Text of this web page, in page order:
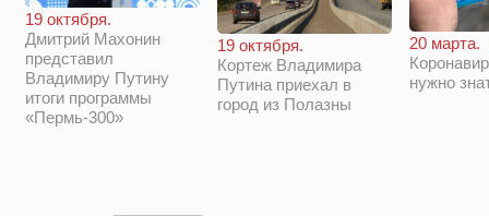
19 октября.
Дмитрий Махонин
представил
Владимиру Путину
итоги программы
«Пермь-300»
19 октября.
Кортеж Владимира
Путина приехал в
город из Полазны
20 марта.
нужно